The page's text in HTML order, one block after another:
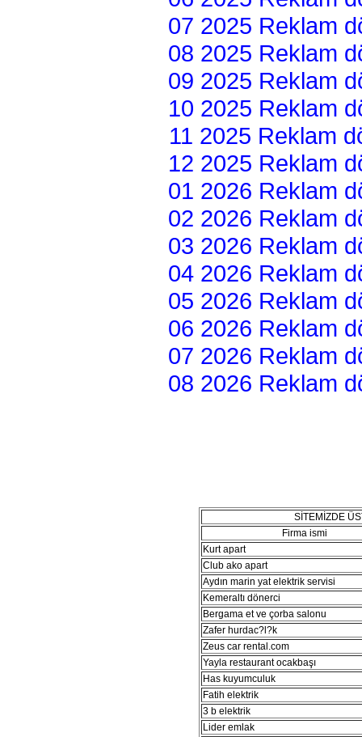
07 2025 Reklam
08 2025 Reklam
09 2025 Reklam
10 2025 Reklam
11 2025 Reklam
12 2025 Reklam
01 2026 Reklam
02 2026 Reklam
03 2026 Reklam
04 2026 Reklam
05 2026 Reklam
06 2026 Reklam
07 2026 Reklam
08 2026 Reklam
SİTEMİZDE
Firma ismi
Kurt apart
Club ako apart
Aydın marin yat elektrik servisi
Kemeraltı dönerci
Bergama et ve çorba salonu
Zafer hurdac?l?k
Zeus car rental.com
Yayla restaurant ocakbaşı
Has kuyumculuk
Fatih elektrik
3 b elektrik
Lider emlak